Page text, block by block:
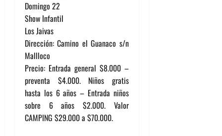
Domingo 22
Show Infantil
Los Jaivas
Dirección: Camino el Guanaco s/n
Mallloco
Precio: Entrada general $8.000 –
preventa $4.000. Niños gratis
hasta los 6 años – Entrada niños
sobre 6 años $2.000. Valor
CAMPING $29.000 a $70.000.